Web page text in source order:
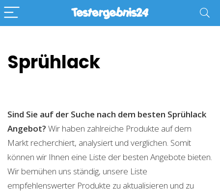
Sprühlack
Sind Sie auf der Suche nach dem besten Sprühlack
Angebot? Wir haben zahlreiche Produkte auf dem
Markt recherchiert, analysiert und verglichen. Somit
können wir Ihnen eine Liste der besten Angebote bieten.
Wir bemühen uns ständig, unsere Liste
empfehlenswerter Produkte zu aktualisieren und zu